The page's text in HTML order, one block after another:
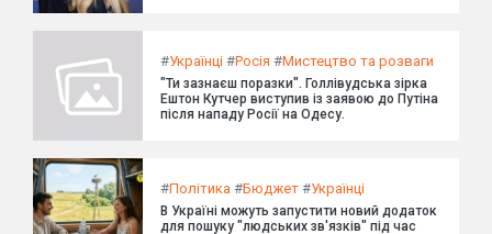
#Українці #Росія #Мистецтво та розваги
"Ти зазнаєш поразки". Голлівудська зірка
Ештон Кутчер виступив із заявою до Путіна
після нападу Росії на Одесу.
#Політика #Бюджет #Українці
В Україні можуть запустити новий додаток
для пошуку "людських зв'язків" під час